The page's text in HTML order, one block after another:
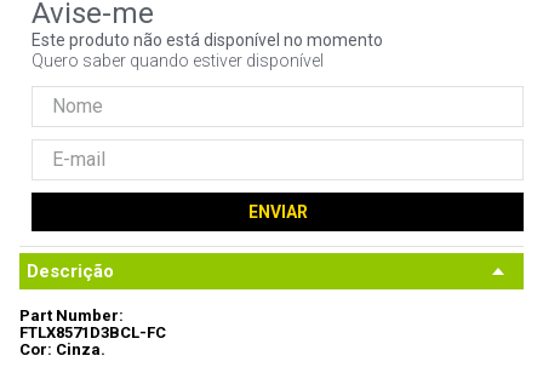
Este produto não está disponível no momento
Quero saber quando estiver disponível
ENVIAR
Descrição
Part Number:
FTLX8571D3BCL-FC
Cor: Cinza.
noctua
10º fractal